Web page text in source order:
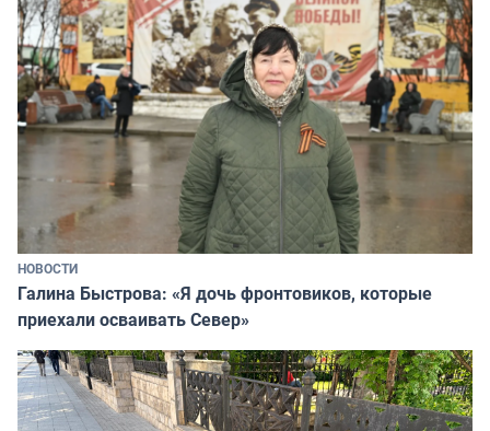
НОВОСТИ
Галина Быстрова: «Я дочь фронтовиков, которые
приехали осваивать Север»